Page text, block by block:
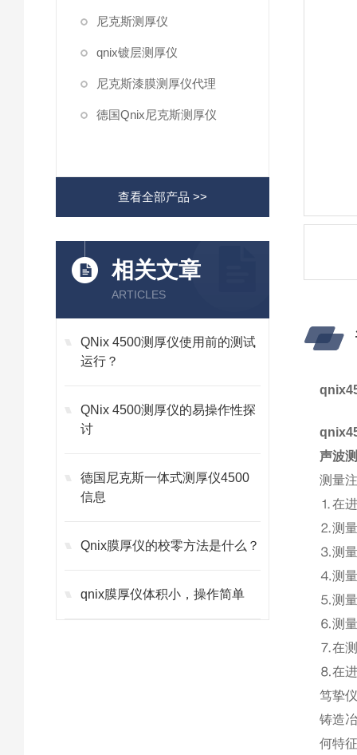
尼克斯测厚仪
qnix镀层测厚仪
尼克斯漆膜测厚仪代理
德国Qnix尼克斯测厚仪
查看全部产品 >>
相关文章
ARTICLES
QNix 4500测厚仪使用前的测试
运行？
QNix 4500测厚仪的易操作性探
讨
德国尼克斯一体式测厚仪4500
信息
Qnix膜厚仪的校零方法是什么？
qnix膜厚仪体积小，操作简单
声波
测量
⒈在
⒉测
⒊测量
⒋测量
⒌测量
⒍测量
⒎在测
⒏在进
笃挚
铸造
何特